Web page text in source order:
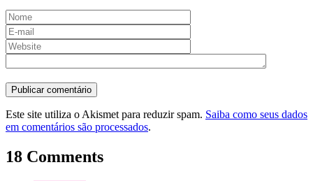
Este site utiliza o Akismet para reduzir spam. Saiba como seus dados
em comentários são processados.
18 Comments